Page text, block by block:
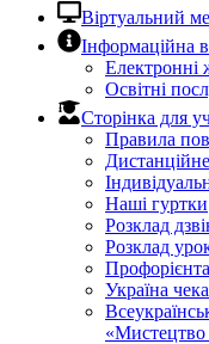
Віртуальний
Інформаційна
Електронні
Освітні
Сторінка для
Правила
Наші гуртки
Розклад
Розклад
Україна
«Мистецтво